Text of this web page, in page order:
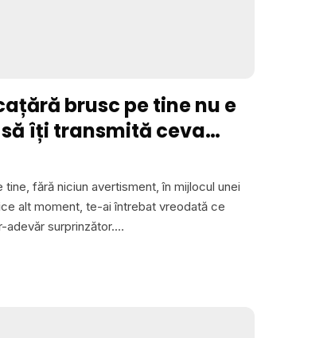
brusc pe tine nu e
îți transmită ceva
fără niciun avertisment, în mijlocul unei
alt moment, te-ai întrebat vreodată ce
adevăr surprinzător.…